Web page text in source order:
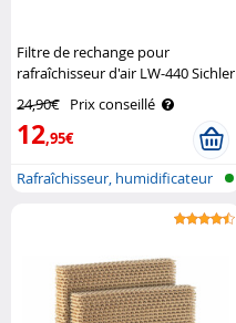
Filtre de rechange pour
rafraîchisseur d'air LW-440 Sichler
24,90€ Prix conseillé
12,95€
Rafraîchisseur, humidificateur